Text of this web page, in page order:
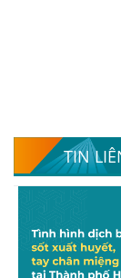
TIN